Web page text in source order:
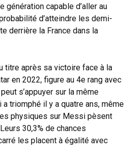
génération capable d’aller au
d’atteindre les demi-
derrière la France dans la
titre après sa victoire face à la
en 2022, figure au 4e rang avec
s’appuyer sur la même
triomphé il y a quatre ans, même
physiques sur Messi pèsent
30,3% de chances
les placent à égalité avec